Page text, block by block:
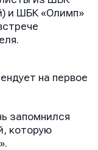
и ШБК «Олимп»
на первое
запомнился
которую